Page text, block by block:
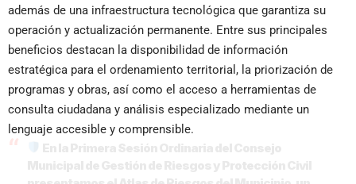
además de una infraestructura tecnológica que garantiza su
operación y actualización permanente. Entre sus principales
beneficios destacan la disponibilidad de información
estratégica para el ordenamiento territorial, la priorización de
programas y obras, así como el acceso a herramientas de
consulta ciudadana y análisis especializado mediante un
lenguaje accesible y comprensible.